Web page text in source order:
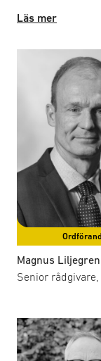
och har
bereda
intressen.
mellan företag
Gruppen verkar
Läs mer
Magnus Liljegren
Senior rådgivare,